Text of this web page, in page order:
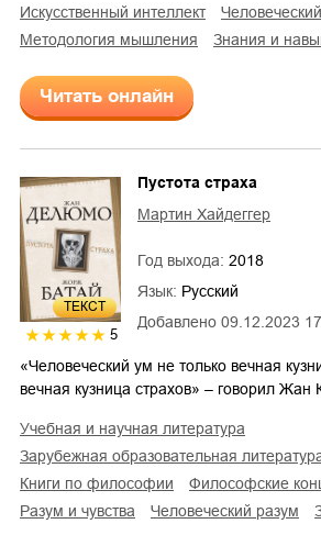
искусственный интеллект
методология мышления
знания и
Читать онлайн
ТЕКСТ
5
Добавлено 09.12.2023
Пустота страха
Мартин Хайдеггер
Год выхода: 2018
Язык: Русский
«Человеческий ум не только вечная
вечная кузница страхов» – говорил Жан
учебная и научная литература
зарубежная образовательная
книги по философии
философские
разум и чувства
человеческий разум